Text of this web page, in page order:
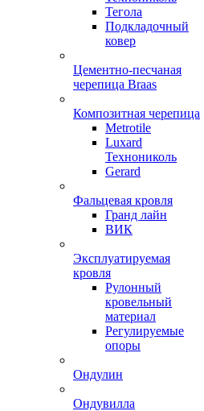
Тегола
Подкладочный
ковер
Цементно-песчаная
черепица Braas
Композитная черепица
Metrotile
Luxard
Технониколь
Gerard
Фальцевая кровля
Гранд лайн
ВИК
Эксплуатируемая
кровля
Рулонный
кровельный
материал
Регулируемые
опоры
Ондулин
Ондувилла